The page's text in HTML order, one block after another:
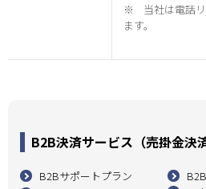
※
当社は電話
ます。
B2B決済サービス（売掛金決
B2Bサポートプラン